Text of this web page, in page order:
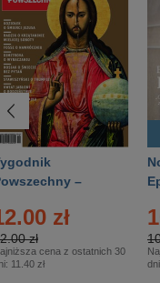
–
zł
zł
cena z ostatnich 30
11.40 zł